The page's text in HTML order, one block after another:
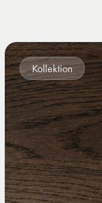
Kollektion